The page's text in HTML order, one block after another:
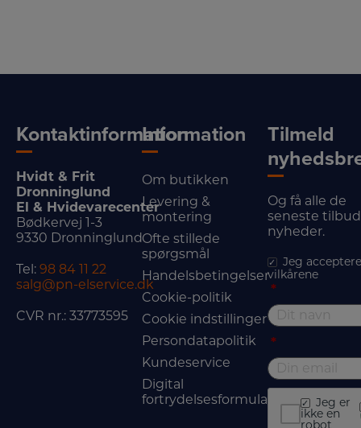
Kontaktinformation
Hvidt & Frit
Dronninglund
El & Hvidevarecenter
Bødkervej 1-3
9330 Dronninglund
Tel: 98 84 11 22
salg@pn-elservice.dk
CVR nr.: 33773595
Information
Om butikken
Levering &
montering
Ofte stillede
spørgsmål
Handelsbetingelser
Cookie-politik
Cookie indstillinger
Persondatapolitik
Kundeservice
Digital
fortrydelsesformular
Tilmeld
Og få alle de
seneste
nyheder.
Jeg
vilkårene
*
*
Jeg er
ikke en
robot